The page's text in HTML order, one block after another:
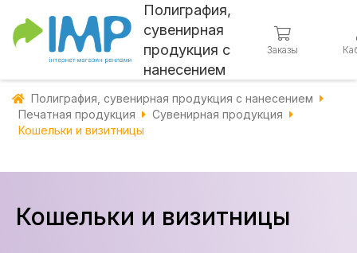
Полиграфия,
сувенирная
продукция с
нанесением
Заказы
Полиграфия, сувенирная продукция с нанесением
Печатная продукция
Сувенирная продукция
Кошельки и визитницы
Кошельки и визитницы